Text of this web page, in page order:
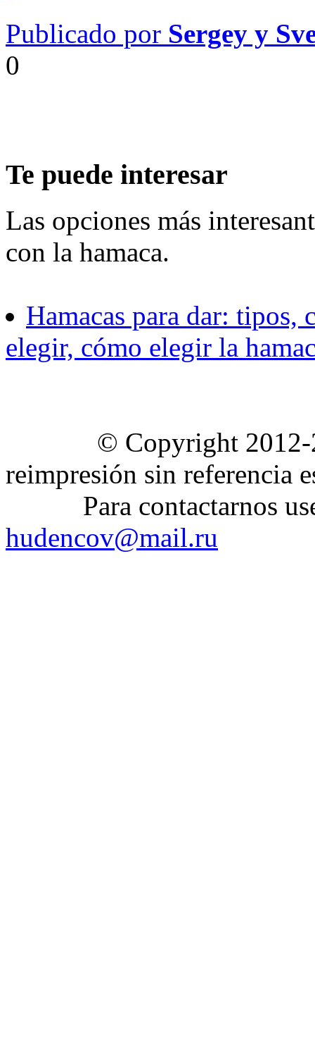
Publicado por Sergey y
0
Te puede interesar
Las opciones más
con la hamaca.
Hamacas para dar: tipos,
elegir, cómo elegir la
© Copyright 2012-
reimpresión sin referencia
Para contactarnos use
hudencov@mail.ru